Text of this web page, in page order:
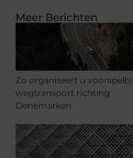
Meer Berichten
Zo organiseert u
wegtransport richting
Denemarken